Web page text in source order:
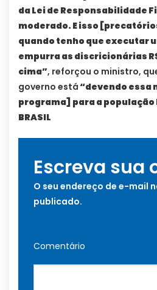
da Lei de Responsabilidade
moderado. E isso
quando tenho que executar
empurra as discricionárias
cima”, reforçou o ministro,
governo está “devendo essa
programa] para a
BRASIL
Escreva sua
O seu endereço de e-mail
publicado.
Comentário